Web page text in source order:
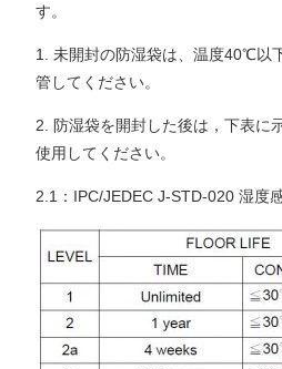
す。
1. 未開封の防湿袋は、温度40℃以
管してください。
2. 防湿袋を開封した後は，下表に
使用してください。
2.1：IPC/JEDEC J-STD-020 湿度